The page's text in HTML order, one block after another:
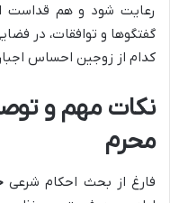
رعایت شود و هم قداست
گفتگوها و توافقات، در
کدام از زوجین احساس
نکات مهم و
محرم
فارغ از بحث احکام شرعی